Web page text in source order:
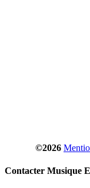
©2026
Contacter Musique